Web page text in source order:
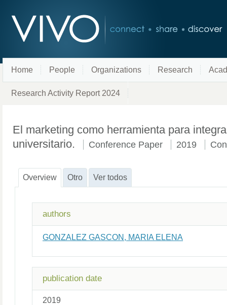
Home People Organizations Research
Research Activity Report 2024
El marketing como herramienta para
universitario.
Conference Paper 2019
Overview Otro Ver todos
authors
GONZALEZ GASCON, MARIA ELENA
publication date
2019